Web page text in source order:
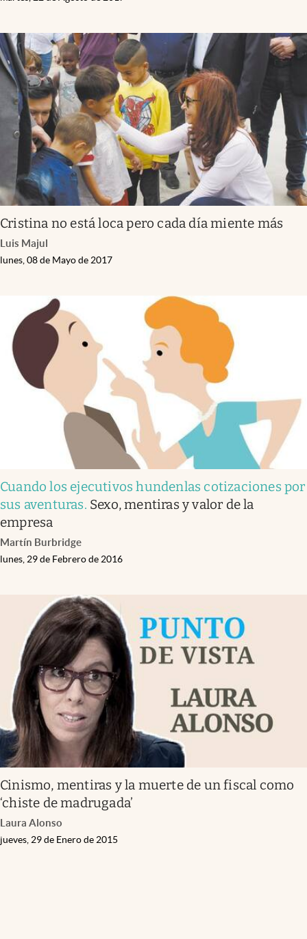
Cristina no está loca pero cada día miente más
Luis Majul
lunes, 08 de Mayo de 2017
Cuando los ejecutivos hundenlas cotizaciones por
sus aventuras. Sexo, mentiras y valor de la
empresa
Martín Burbridge
lunes, 29 de Febrero de 2016
Cinismo, mentiras y la muerte de un fiscal como
‘chiste de madrugada’
Laura Alonso
jueves, 29 de Enero de 2015